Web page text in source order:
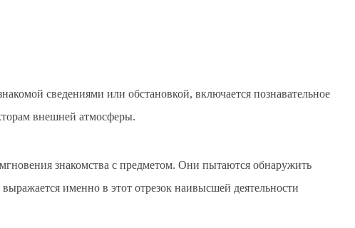
сведениями или обстановкой, включается познавательное
внешней атмосферы.
знакомства с предметом. Они пытаются обнаружить
именно в этот отрезок наивысшей деятельности